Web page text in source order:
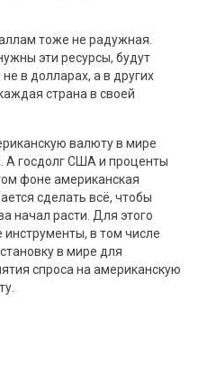
тоже не радужная.
эти ресурсы, будут
в долларах, а в других
страна в своей
валюту в мире
А госдолг США и проценты
фоне американская
сделать всё, чтобы
начал расти. Для этого
в том числе
в мире для
спроса на американскую